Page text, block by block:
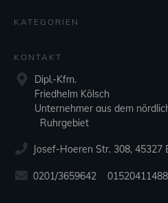
KATEGORIEN
KONTAKT
Dipl.-Kfm.
Friedhelm Kölsch
Unternehmer aus dem
Ruhrgebiet
Josef-Hoeren Str. 308, 45327
0201/3659642